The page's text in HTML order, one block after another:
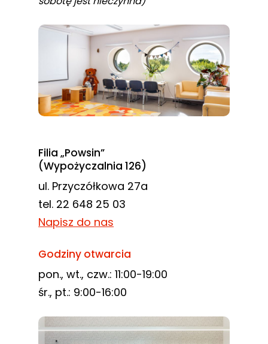
Filia „Powsin”
(Wypożyczalnia 126)
ul. Przyczółkowa 27a
tel. 22 648 25 03
Napisz do nas
Godziny otwarcia
pon., wt., czw.: 11:00-19:00
śr., pt.: 9:00-16:00